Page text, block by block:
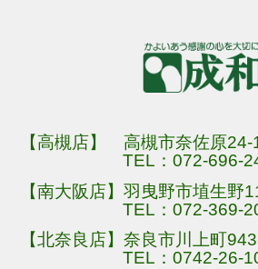
【高槻店】 高槻市奈佐原24-
TEL：072-696-
【南大阪店】羽曳野市埴生野
TEL：072-369-
【北奈良店】奈良市川上町
TEL：0742-26-